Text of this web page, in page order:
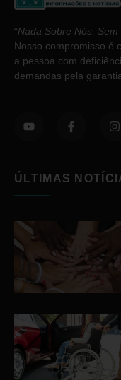
“Nada Sobre Nós. Sem
Nosso compromisso é
a pessoa com
demandas pela
ÚLTIMAS